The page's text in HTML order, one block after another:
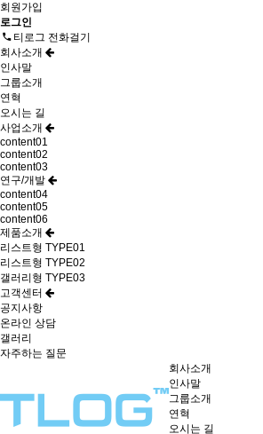
회원가입
로그인
티로그 전화걸기
회사소개
인사말
그룹소개
연혁
오시는 길
사업소개
content01
content02
content03
연구/개발
content04
content05
content06
제품소개
리스트형 TYPE01
리스트형 TYPE02
갤러리형 TYPE03
고객센터
공지사항
온라인 상담
갤러리
자주하는 질문
회사소개
인사말
그룹소개
연혁
오시는 길